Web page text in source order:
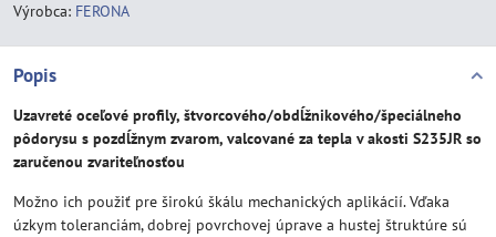
Výrobca: FERONA
Popis
Uzavreté oceľové profily, štvorcového/obdĺžnikového/špeciálneho
pôdorysu s pozdĺžnym zvarom, valcované za tepla v akosti S235JR so
zaručenou zvariteľnosťou
Možno ich použiť pre širokú škálu mechanických aplikácií. Vďaka
úzkym toleranciám, dobrej povrchovej úprave a hustej štruktúre sú